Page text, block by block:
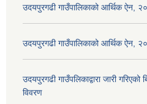
उदयपुरगढी गाउँपालिकाको आर्थिक ऐन,
उदयपुरगढी गाउँपालिकाको आर्थिक ऐन,
उदयपुरगढी गाउँपलिकाद्वारा जारी
विवरण